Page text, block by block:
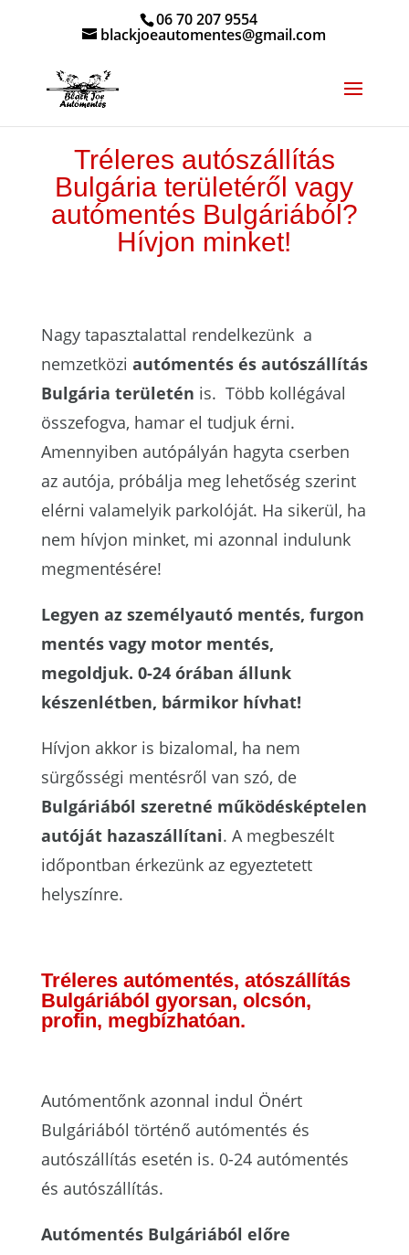
06 70 207 9554
blackjoeautomentes@gmail.com
Tréleres autószállítás
Bulgária területéről vagy
autómentés Bulgáriából?
Hívjon minket!
Nagy tapasztalattal rendelkezünk a
nemzetközi autómentés és autószállítás
Bulgária területén is. Több kollégával
összefogva, hamar el tudjuk érni.
Amennyiben autópályán hagyta cserben
az autója, próbálja meg lehetőség szerint
elérni valamelyik parkolóját. Ha sikerül, ha
nem hívjon minket, mi azonnal indulunk
megmentésére!
Legyen az személyautó mentés, furgon
mentés vagy motor mentés,
megoldjuk. 0-24 órában állunk
készenlétben, bármikor hívhat!
Hívjon akkor is bizalomal, ha nem
sürgősségi mentésről van szó, de
Bulgáriából szeretné működésképtelen
autóját hazaszállítani. A megbeszélt
időpontban érkezünk az egyeztetett
helyszínre.
Tréleres autómentés, atószállítás
Bulgáriából gyorsan, olcsón,
profin, megbízhatóan.
Autómentőnk azonnal indul Önért
Bulgáriából történő autómentés és
autószállítás esetén is. 0-24 autómentés
és autószállítás.
Autómentés Bulgáriából előre